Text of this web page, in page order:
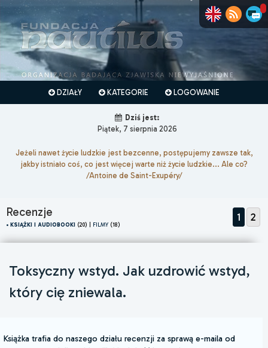
DZIAŁY KATEGORIE LOGOWANIE
Dziś jest:
Piątek, 7 sierpnia 2026
Jeżeli nawet życie ludzkie jest bezcenne, postępujemy zawsze tak,
jakby istniało coś, co jest więcej warte niż życie ludzkie... Ale co?
/Antoine de Saint-Exupéry/
Recenzje
• KSIĄŻKI I AUDIOBOOKI (20) | FILMY (18)
1 2
Toksyczny wstyd. Jak uzdrowić wstyd,
który cię zniewala.
Książka trafia do naszego działu recenzji za sprawą e-maila od